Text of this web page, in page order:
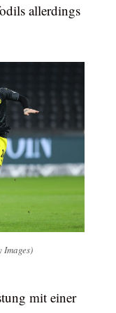
allerdings
mit einer